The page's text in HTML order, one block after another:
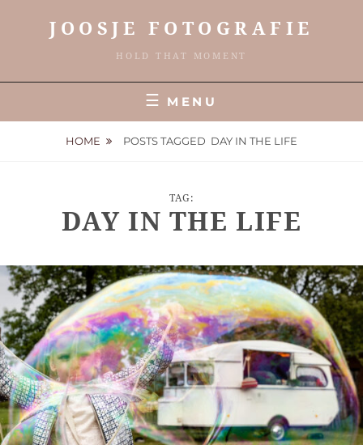
JOOSJE FOTOGRAFIE
HOLD THAT MOMENT
MENU
HOME POSTS TAGGED DAY IN THE LIFE
TAG:
DAY IN THE LIFE